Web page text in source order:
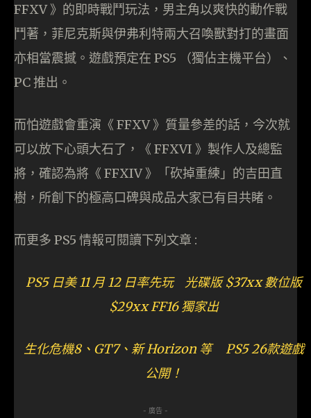
FFXV 》的即時戰鬥玩法，男主角以爽快的動作戰
鬥著，菲尼克斯與伊弗利特兩大召喚獸對打的畫面
亦相當震撼。遊戲預定在 PS5 （獨佔主機平台）、
PC 推出。
而怕遊戲會重演《 FFXV 》質量參差的話，今次就
可以放下心頭大石了，《 FFXVI 》製作人及總監
將，確認為將《 FFXIV 》「砍掉重練」的吉田直
樹，所創下的極高口碑與成品大家已有目共睹。
而更多 PS5 情報可閱讀下列文章 :
PS5 日美 11 月 12 日率先玩 光碟版 $37xx 數位版
$29xx FF16 獨家出
生化危機8、GT7、新 Horizon 等 PS5 26款遊戲
公開！
- 廣告 -